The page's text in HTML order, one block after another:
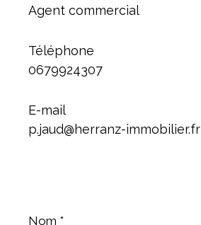
Agent commercial
Téléphone
0679924307
E-mail
p.jaud@herranz-immobilier.fr
*